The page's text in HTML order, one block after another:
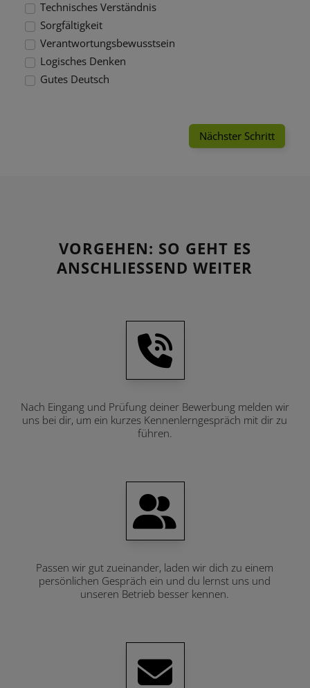
Technisches Verständnis
Sorgfältigkeit
Verantwortungsbewusstsein
Logisches Denken
Gutes Deutsch
Nächster Schritt
VORGEHEN: SO GEHT ES
ANSCHLIESSEND WEITER
Nach Eingang und Prüfung deiner Bewerbung melden wir
uns bei dir, um ein kurzes Kennenlerngespräch mit dir zu
führen.
Passen wir gut zueinander, laden wir dich zu einem
persönlichen Gespräch ein und du lernst uns und
unseren Betrieb besser kennen.